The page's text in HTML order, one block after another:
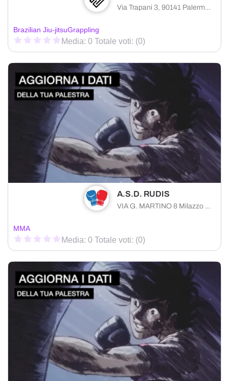
Via Trapani 3, 90141 Palermo città metropolitana di Palermo, Italia
Brazilian Jiu-jitsuGrappling
Media: 0 Totale voti: (0)
A.S.D. RUDIS
VIA G. MARTINO 8 Milazzo (ME) 98057 , Sicilia
MMA
Media: 0 Totale voti: (0)